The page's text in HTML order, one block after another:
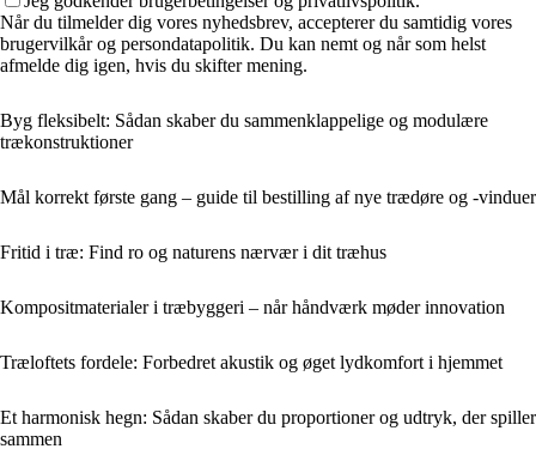
Når du tilmelder dig vores nyhedsbrev, accepterer du samtidig vores
brugervilkår og persondatapolitik. Du kan nemt og når som helst
afmelde dig igen, hvis du skifter mening.
Byg fleksibelt: Sådan skaber du sammenklappelige og modulære
trækonstruktioner
Mål korrekt første gang – guide til bestilling af nye trædøre og -vinduer
Fritid i træ: Find ro og naturens nærvær i dit træhus
Kompositmaterialer i træbyggeri – når håndværk møder innovation
Træloftets fordele: Forbedret akustik og øget lydkomfort i hjemmet
Et harmonisk hegn: Sådan skaber du proportioner og udtryk, der spiller
sammen